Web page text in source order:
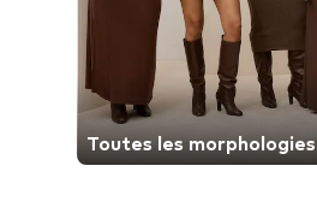
Toutes les morphologies